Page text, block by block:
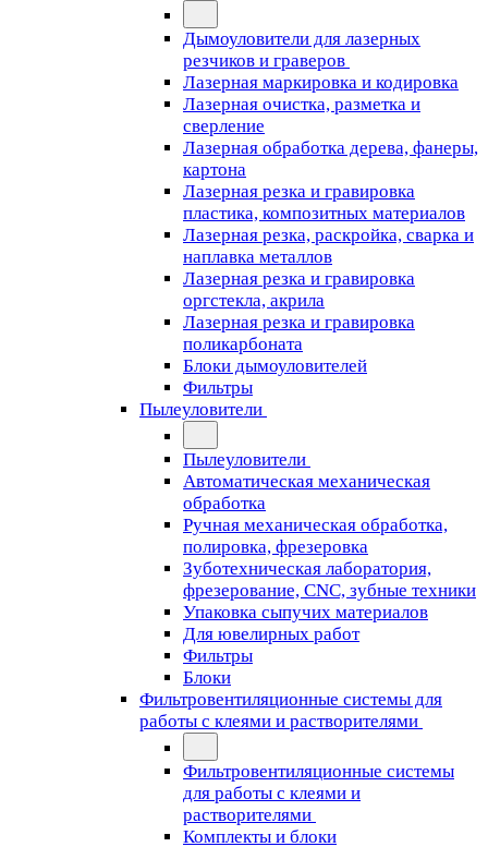
Дымоуловители для лазерных
резчиков и граверов
Лазерная маркировка и кодировка
Лазерная очистка, разметка и
сверление
Лазерная обработка дерева, фанеры,
картона
Лазерная резка и гравировка
пластика, композитных материалов
Лазерная резка, раскройка, сварка и
наплавка металлов
Лазерная резка и гравировка
оргстекла, акрила
Лазерная резка и гравировка
поликарбоната
Блоки дымоуловителей
Фильтры
Пылеуловители
Пылеуловители
Автоматическая механическая
обработка
Ручная механическая обработка,
полировка, фрезеровка
Зуботехническая лаборатория,
фрезерование, CNC, зубные техники
Упаковка сыпучих материалов
Для ювелирных работ
Фильтры
Блоки
Фильтровентиляционные системы для
работы с клеями и растворителями
Фильтровентиляционные системы
для работы с клеями и
растворителями
Комплекты и блоки